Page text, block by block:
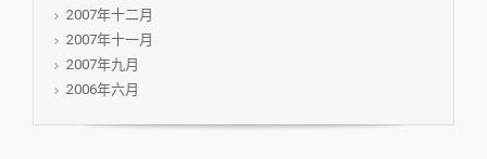
2007年十二月
2007年十一月
2007年九月
2006年六月